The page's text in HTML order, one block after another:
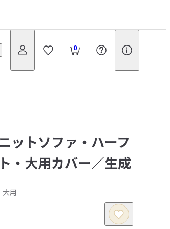
0
ットソファ・ハーフ
・大用カバー／生成
大用